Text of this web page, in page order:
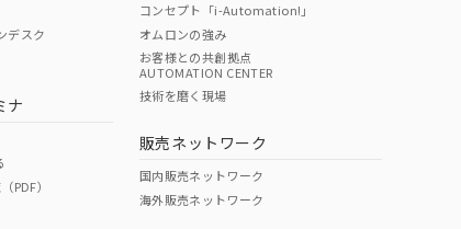
O
ジへ
さい
デスク
ナ
PDF）
コンセプト「i-Automation!」
オムロンの強み
お客様との共創拠点
AUTOMATION CENTER
技術を磨く現場
販売ネットワーク
国内販売ネットワーク
海外販売ネットワーク